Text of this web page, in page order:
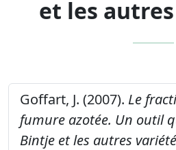
et les
Goffart, J. (2007). Le
fumure azotée. Un outil
Bintje et les autres